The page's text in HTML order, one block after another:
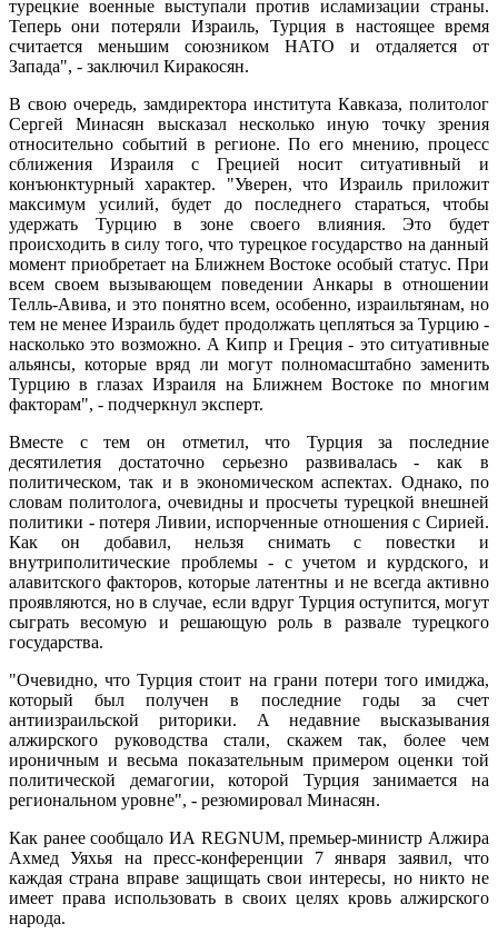
турецкие военные выступали против исламизации страны.
Теперь они потеряли Израиль, Турция в настоящее время
считается меньшим союзником НАТО и отдаляется от
Запада", - заключил Киракосян.
В свою очередь, замдиректора института Кавказа, политолог
Сергей Минасян высказал несколько иную точку зрения
относительно событий в регионе. По его мнению, процесс
сближения Израиля с Грецией носит ситуативный и
конъюнктурный характер. "Уверен, что Израиль приложит
максимум усилий, будет до последнего стараться, чтобы
удержать Турцию в зоне своего влияния. Это будет
происходить в силу того, что турецкое государство на данный
момент приобретает на Ближнем Востоке особый статус. При
всем своем вызывающем поведении Анкары в отношении
Телль-Авива, и это понятно всем, особенно, израильтянам, но
тем не менее Израиль будет продолжать цепляться за Турцию -
насколько это возможно. А Кипр и Греция - это ситуативные
альянсы, которые вряд ли могут полномасштабно заменить
Турцию в глазах Израиля на Ближнем Востоке по многим
факторам", - подчеркнул эксперт.
Вместе с тем он отметил, что Турция за последние
десятилетия достаточно серьезно развивалась - как в
политическом, так и в экономическом аспектах. Однако, по
словам политолога, очевидны и просчеты турецкой внешней
политики - потеря Ливии, испорченные отношения с Сирией.
Как он добавил, нельзя снимать с повестки и
внутриполитические проблемы - с учетом и курдского, и
алавитского факторов, которые латентны и не всегда активно
проявляются, но в случае, если вдруг Турция оступится, могут
сыграть весомую и решающую роль в развале турецкого
государства.
"Очевидно, что Турция стоит на грани потери того имиджа,
который был получен в последние годы за счет
антиизраильской риторики. А недавние высказывания
алжирского руководства стали, скажем так, более чем
ироничным и весьма показательным примером оценки той
политической демагогии, которой Турция занимается на
региональном уровне", - резюмировал Минасян.
Как ранее сообщало ИА REGNUM, премьер-министр Алжира
Ахмед Уяхья на пресс-конференции 7 января заявил, что
каждая страна вправе защищать свои интересы, но никто не
имеет права использовать в своих целях кровь алжирского
народа.